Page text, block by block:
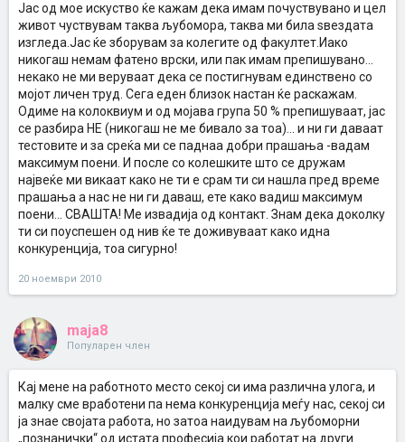
Јас од мое искуство ќе кажам дека имам почуствувано и цел
живот чуствувам таква љубомора, таква ми била ѕвездата
изгледа.Јас ќе зборувам за колегите од факултет.Иако
никогаш немам фатено врски, или пак имам препишувано...
некако не ми веруваат дека се постигнувам единствено со
мојот личен труд. Сега еден близок настан ќе раскажам.
Одиме на колоквиум и од мојава група 50 % препишуваат, јас
се разбира НЕ (никогаш не ме бивало за тоа)... и ни ги даваат
тестовите и за среќа ми се паднаа добри прашања -вадам
максимум поени. И после со колешките што се дружам
највеќе ми викаат како не ти е срам ти си нашла пред време
прашања а нас не ни ги даваш, ете како вадиш максимум
поени... СВАШТА! Ме извадија од контакт. Знам дека доколку
ти си поуспешен од нив ќе те доживуваат како идна
конкуренција, тоа сигурно!
20 ноември 2010
maja8
Популарен член
Кај мене на работното место секој си има различна улога, и
малку сме вработени па нема конкуренција меѓу нас, секој си
ја знае својата работа, но затоа наидувам на љубоморни
„познанички“ од истата професија кои работат на други